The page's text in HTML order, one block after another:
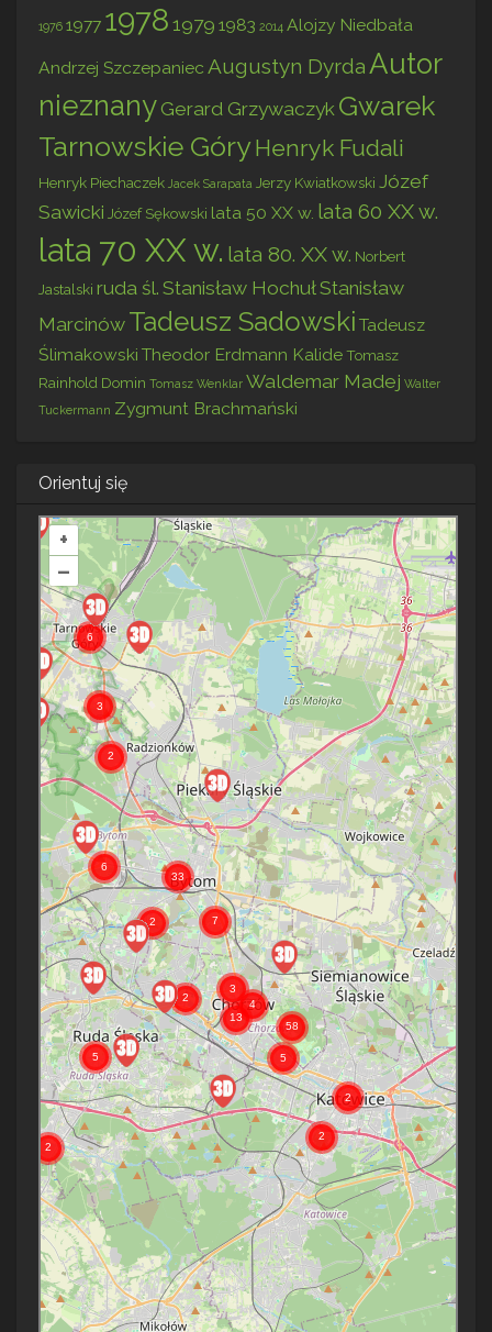
1976 1977 1978 1979 1983 2014 Alojzy Niedbała
Andrzej Szczepaniec Augustyn Dyrda Autor
nieznany Gerard Grzywaczyk Gwarek
Tarnowskie GóryHenryk Fudali
Henryk Piechaczek Jacek Sarapata Jerzy Kwiatkowski Józef
Sawicki Józef Sękowski lata 50 XX w. lata 60 XX w.
lata 70 XX w. lata 80. XX w. Norbert
Jastalski ruda śl. Stanisław HochułStanisław
Marcinów Tadeusz Sadowski Tadeusz
Ślimakowski Theodor Erdmann KalideTomasz
Rainhold Domin Tomasz Wenklar Waldemar Madej Walter
Tuckermann Zygmunt Brachmański
Orientuj się
+
–